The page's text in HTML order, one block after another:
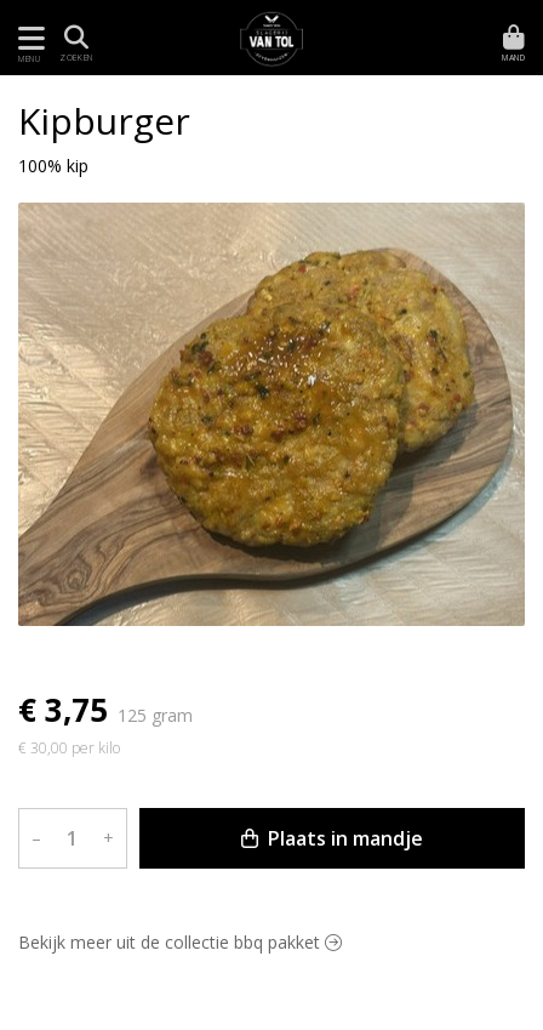
MENU ZOEKEN MAND
Kipburger
100% kip
€ 3,75 125 gram
€ 30,00 per kilo
– + Plaats in mandje
Bekijk meer uit de collectie bbq pakket